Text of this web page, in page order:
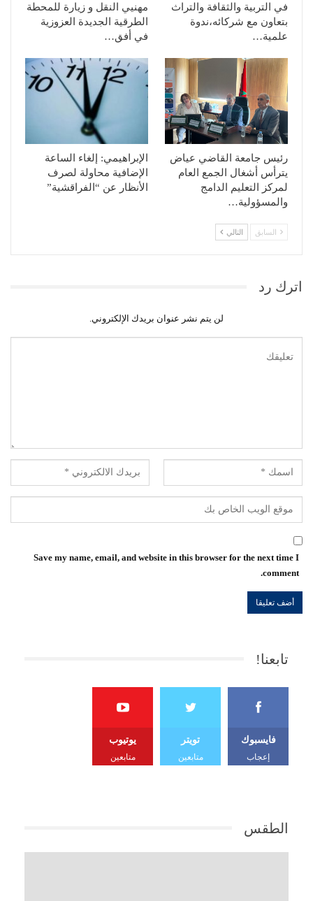
في التربية والثقافة والتراث
بتعاون مع شركائه،ندوة
علمية…
مهنيي النقل و زيارة للمحطة
الطرقية الجديدة العزوزية
في أفق…
رئيس جامعة القاضي عياض
يترأس أشغال الجمع العام
لمركز التعليم الدامج
والمسؤولية…
الإبراهيمي: إلغاء الساعة
الإضافية محاولة لصرف
الأنظار عن “الفراقشية”
السابق التالي
اترك رد
لن يتم نشر عنوان بريدك الإلكتروني.
Save my name, email, and website in this browser for the next time I
comment.
تابعنا!
فايسبوك
إعجاب
تويتر
متابعين
يوتيوب
متابعين
الطقس